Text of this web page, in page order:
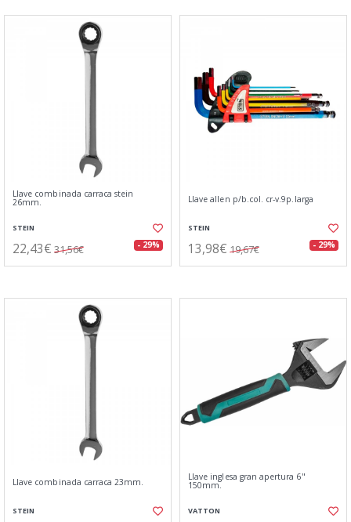
Llave combinada carraca stein
26mm.
STEIN
22,43€ 31,56€ - 29%
Llave allen p/b.col. cr-v.9p.larga
STEIN
13,98€ 19,67€ - 29%
Llave combinada carraca 23mm.
STEIN
Llave inglesa gran apertura 6"
150mm.
VATTON